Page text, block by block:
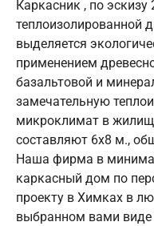
Каркасник , по
теплоизолированной
выделяется
применением
базальтовой и
замечательную
микроклимат в
составляют 6х8 м.,
Наша фирма в
каркасный дом по
проекту в Химках в
выбранном вами виде